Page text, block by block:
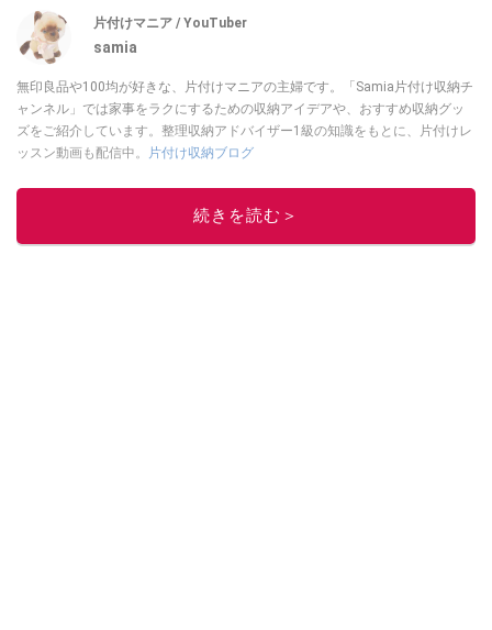
片付けマニア / YouTuber
samia
無印良品や100均が好きな、片付けマニアの主婦です。「Samia片付け収納チ
ャンネル」では家事をラクにするための収納アイデアや、おすすめ収納グッ
ズをご紹介しています。整理収納アドバイザー1級の知識をもとに、片付けレ
ッスン動画も配信中。
片付け収納ブログ
このイチオシストの他の記事を読む
続きを読む＞